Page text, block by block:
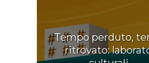
Tempo perduto,
ritrovato: